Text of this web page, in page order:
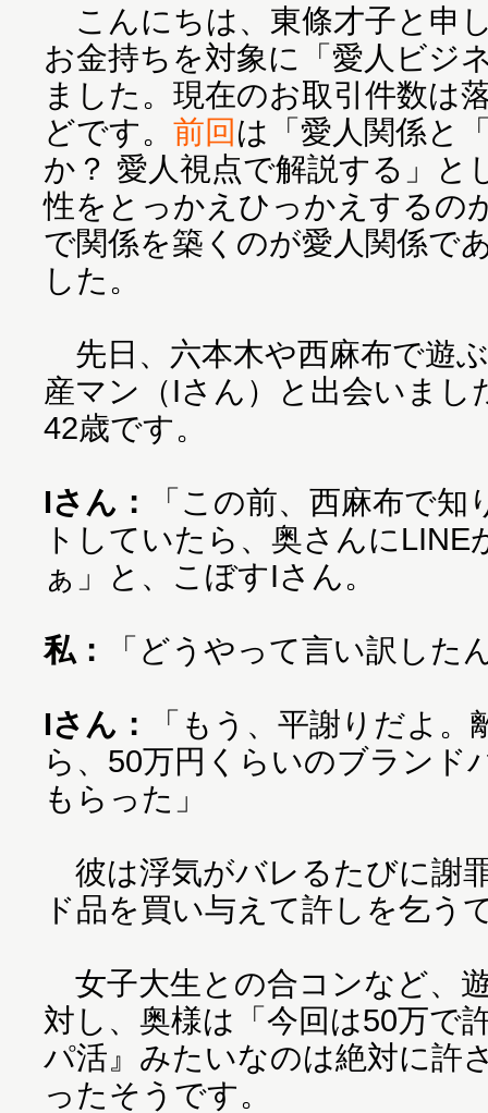
こんにちは、東條才子と申
お金持ちを対象に「愛人ビジ
ました。現在のお取引件数は
どです。 前回は「愛人関係と
か？ 愛人視点で解説する」と
性をとっかえひっかえするの
で関係を築くのが愛人関係で
した。
先日、六本木や西麻布で遊
産マン（Iさん）と出会いまし
42歳です。
Iさん：
「この前、西麻布で
トしていたら、奥さんに
ぁ」と、こぼすIさん。
私： 「どうやって言い訳した
Iさん：
「もう、平謝りだよ
ら、50万円くらいのブランド
もらった」
彼は浮気がバレるたびに謝
ド品を買い与えて許しを乞う
女子大生との合コンなど、
対し、奥様は「今回は50万で
パ活』みたいなのは絶対に許
ったそうです。